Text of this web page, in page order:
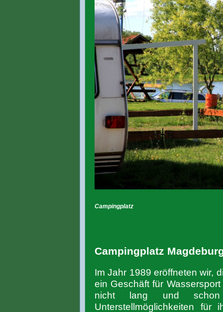
Campingplatz
Campingplatz
Im Jahr 1989 eröffneten wir,
ein Geschäft für
nicht lang und
Unterstellmöglichkeiten